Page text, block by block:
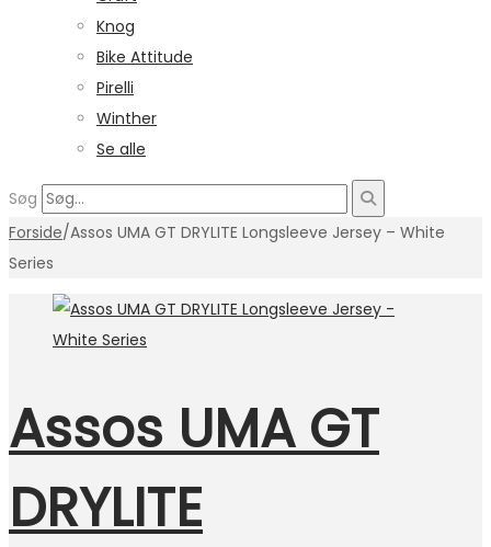
Knog
Bike Attitude
Pirelli
Winther
Se alle
Søg
Forside/Assos UMA GT DRYLITE Longsleeve Jersey – White
Series
Assos UMA GT
DRYLITE